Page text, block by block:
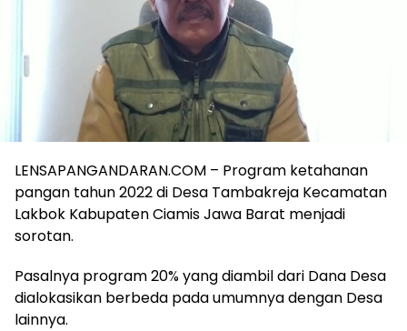
LENSAPANGANDARAN.COM – Program ketahanan
pangan tahun 2022 di Desa Tambakreja Kecamatan
Lakbok Kabupaten Ciamis Jawa Barat menjadi
sorotan.
Pasalnya program 20% yang diambil dari Dana Desa
dialokasikan berbeda pada umumnya dengan Desa
lainnya.